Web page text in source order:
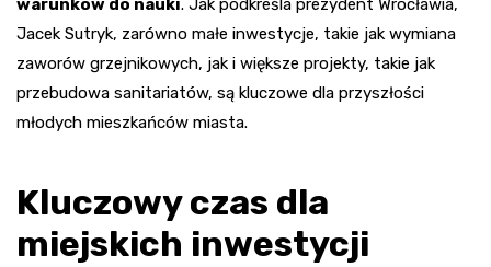
warunków do nauki. Jak podkreśla prezydent Wrocławia,
Jacek Sutryk, zarówno małe inwestycje, takie jak wymiana
zaworów grzejnikowych, jak i większe projekty, takie jak
przebudowa sanitariatów, są kluczowe dla przyszłości
młodych mieszkańców miasta.
Kluczowy czas dla
miejskich inwestycji